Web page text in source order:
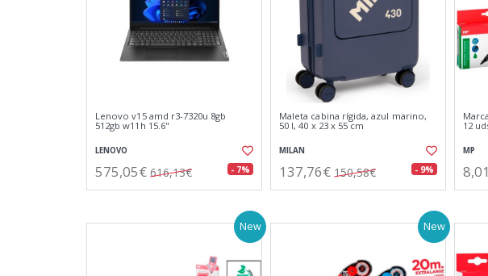
Lenovo v15 amd r3-7320u 8gb
512gb w11h 15.6"
LENOVO
575,05€ 616,13€ - 7%
Maleta cabina rígida, azul marino,
50 l, 40 x 23 x 55 cm
MILAN
137,76€ 150,58€ - 9%
12
MP
New New